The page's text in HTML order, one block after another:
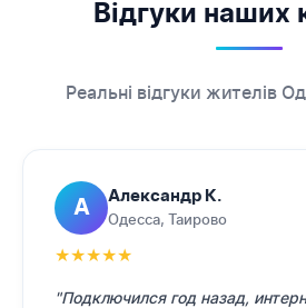
Відгуки наших
Реальні відгуки жителів
А Александр К.
Одесса, Таирово
★★★★★
"Подключился год назад,